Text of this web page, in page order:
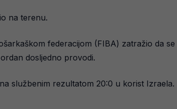
na terenu.
federacijom (FIBA) zatražio da
dosljedno provodi.
službenim rezultatom 20:0 u korist Izraela.